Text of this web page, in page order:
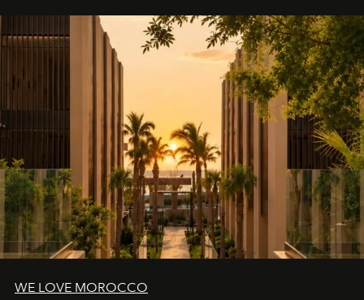
WE LOVE MOROCCO